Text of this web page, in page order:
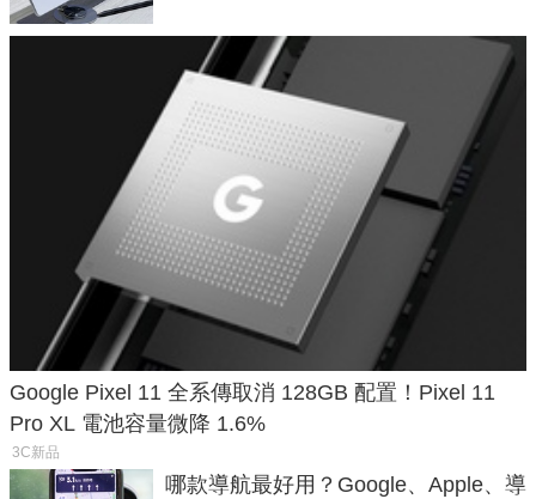
Google Pixel 11 全系傳取消 128GB 配置！Pixel 11
Pro XL 電池容量微降 1.6%
3C新品
哪款導航最好用？Google、Apple、導